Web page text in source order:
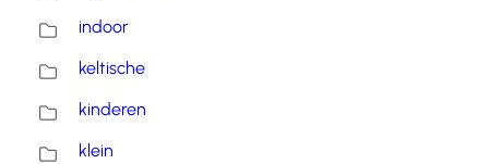
indoor
keltische
kinderen
klein